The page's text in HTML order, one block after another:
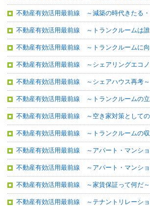
不動産有効活用最前線 ～減築の時代きたる
不動産有効活用最前線 ～トランクルームは
不動産有効活用最前線 ～トランクルームに
不動産有効活用最前線 ～シェアリングエコ
不動産有効活用最前線 ～シェアハウス再考～
不動産有効活用最前線 ～トランクルームの
不動産有効活用最前線 ～空き家対策として
不動産有効活用最前線 ～トランクルームの
不動産有効活用最前線 ～アパート・マンシ
不動産有効活用最前線 ～アパート・マンシ
不動産有効活用最前線 ～家賃保証って何だ～
不動産有効活用最前線 ～テナントリレーシ